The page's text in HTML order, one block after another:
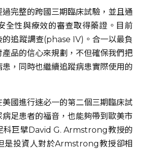
過完整的跨國三期臨床試驗，並且通
全性與療效的審查取得藥證。目前
的追蹤調查(phase IV)。合一以最負
品的信心來規劃，不但確保我們把
，同時也繼續追蹤病患實際使用的
國進行速必一的第二個三期臨床試
足患者的福音，也能夠帶到歐美市
科巨擘David G. Armstrong教授的
是投資人對於Armstrong教授卻相